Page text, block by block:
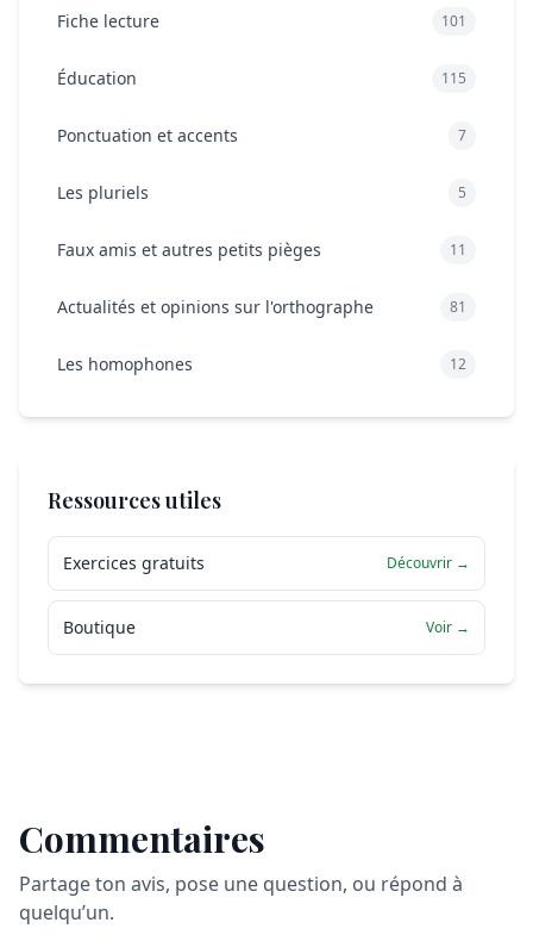
Fiche lecture 101
Éducation 115
Ponctuation et accents 7
Les pluriels 5
Faux amis et autres petits pièges 11
Actualités et opinions sur l'orthographe 81
Les homophones 12
Ressources utiles
Exercices gratuits Découvrir →
Boutique Voir →
Commentaires
Partage ton avis, pose une question, ou répond à
quelqu’un.